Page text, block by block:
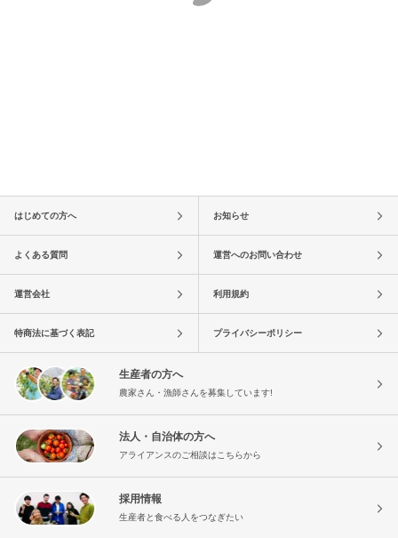
はじめての方へ お知らせ
よくある質問 運営へのお問い合わせ
運営会社 利用規約
特商法に基づく表記 プライバシーポリシー
生産者の方へ
農家さん・漁師さんを募集しています!
法人・自治体の方へ
アライアンスのご相談はこちらから
採用情報
生産者と食べる人をつなぎたい